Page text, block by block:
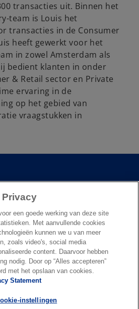
transacties uit. Binnen het
team is Louis het
transacties in de Consumer
heeft gewerkt voor het
in zowel Amsterdam als
bedient klanten in onder
& Retail sector en Private
ervaring in de
op het gebied van
vraagstukken in
o
p
e
o
e
Accessibility
Privacy
een goede werking van deze site
Met aanvullende cookies
kunnen we u van meer
zoals video's, social media
content. Daarvoor hebben
nodig. Door op “Alles accepteren”
met het opslaan van cookies.
Statement
instellingen